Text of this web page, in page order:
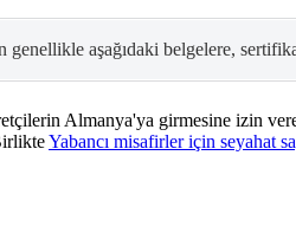
aşağıdaki belgelere,
Almanya'ya girmesine izin
Yabancı misafirler için seyahat